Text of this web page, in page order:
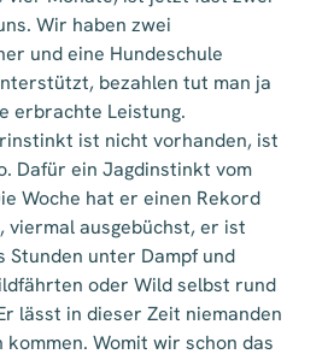
Wir haben zwei
und eine Hundeschule
bezahlen tut man ja
erbrachte Leistung.
ist nicht vorhanden, ist
Dafür ein Jagdinstinkt vom
Woche hat er einen Rekord
viermal ausgebüchst, er ist
Stunden unter Dampf und
oder Wild selbst rund
lässt in dieser Zeit niemanden
kommen. Womit wir schon das